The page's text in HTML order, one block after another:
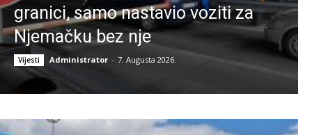
granici, samo nastavio voziti za
Njemačku bez nje
Vijesti Administrator - 7. Augusta 2026.